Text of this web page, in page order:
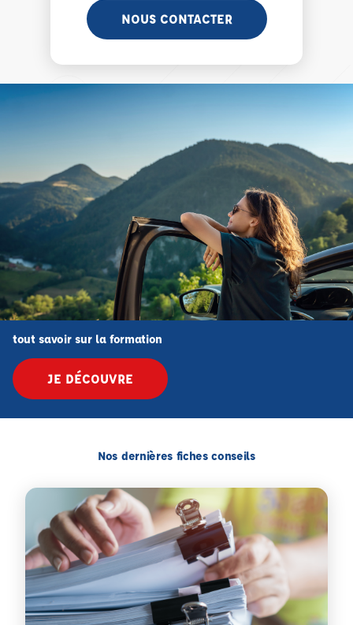
NOUS CONTACTER
tout savoir sur la formation
JE DÉCOUVRE
Nos dernières fiches conseils